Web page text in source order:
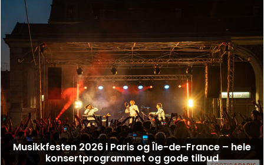
Musikkfesten 2026 i Paris og Île-de-France – hele
konsertprogrammet og gode tilbud